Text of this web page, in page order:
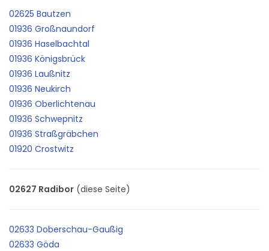
02625 Bautzen
01936 Großnaundorf
01936 Haselbachtal
01936 Königsbrück
01936 Laußnitz
01936 Neukirch
01936 Oberlichtenau
01936 Schwepnitz
01936 Straßgräbchen
01920 Crostwitz
02627 Radibor (diese Seite)
02633 Doberschau-Gaußig
02633 Göda